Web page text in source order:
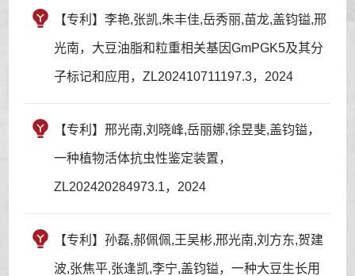
【专利】李艳,张凯,朱丰佳,岳秀丽,苗龙,盖钧镒,邢
光南，大豆油脂和粒重相关基因GmPGK5及其分
子标记和应用，ZL202410711197.3，2024
【专利】邢光南,刘晓峰,岳丽娜,徐昱斐,盖钧镒，
一种植物活体抗虫性鉴定装置，
ZL202420284973.1，2024
【专利】孙磊,郝佩佩,王吴彬,邢光南,刘方东,贺建
波,张焦平,张逢凯,李宁,盖钧镒，一种大豆生长用